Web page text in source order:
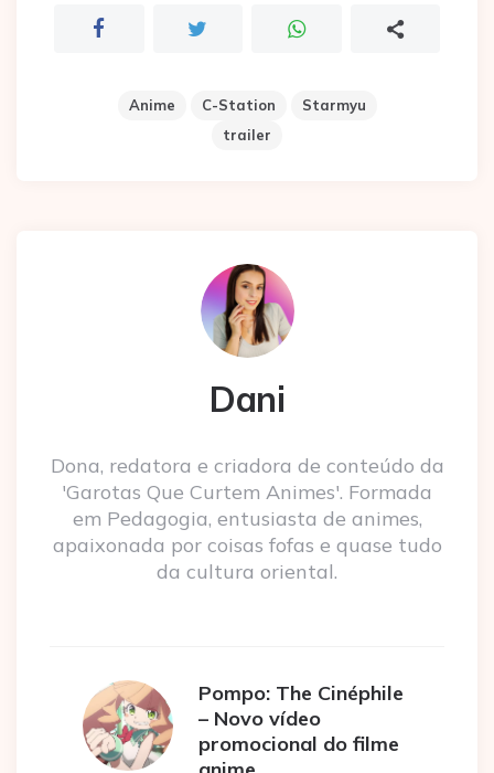
Anime C-Station
Starmyu
trailer
Dani
Dona, redatora e criadora de conteúdo da
'Garotas Que Curtem Animes'. Formada
em Pedagogia, entusiasta de animes,
apaixonada por coisas fofas e quase tudo
da cultura oriental.
Pompo: The Cinéphile
– Novo vídeo
promocional do filme